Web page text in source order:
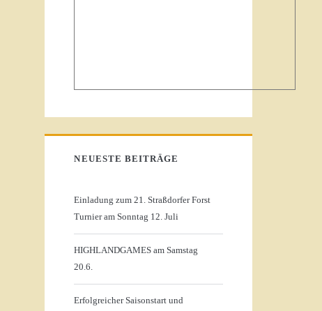
NEUESTE BEITRÄGE
Einladung zum 21. Straßdorfer Forst
Turnier am Sonntag 12. Juli
HIGHLANDGAMES am Samstag
20.6.
Erfolgreicher Saisonstart und